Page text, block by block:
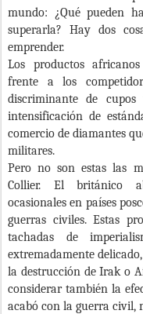
mundo: ¿Qué pueden
superarla? Hay dos
emprender.
Los productos
frente a los
discriminante de
intensificación de
comercio de diamantes
militares.
Pero no son estas las
Collier. El británico
ocasionales en países
guerras civiles. Estas
tachadas de
extremadamente
la destrucción de Irak o
considerar también la
acabó con la guerra civil,